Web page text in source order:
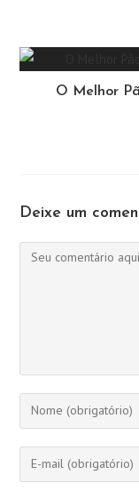
O Melhor
Deixe um
Comentário
Digite
seu
nome
ou
Digite
seu